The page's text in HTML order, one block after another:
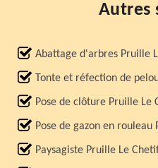
Autres
Abattage d'arbres Pruille
Tonte et réfection de
Pose de clôture Pruille Le
Pose de gazon en rouleau
Paysagiste Pruille Le